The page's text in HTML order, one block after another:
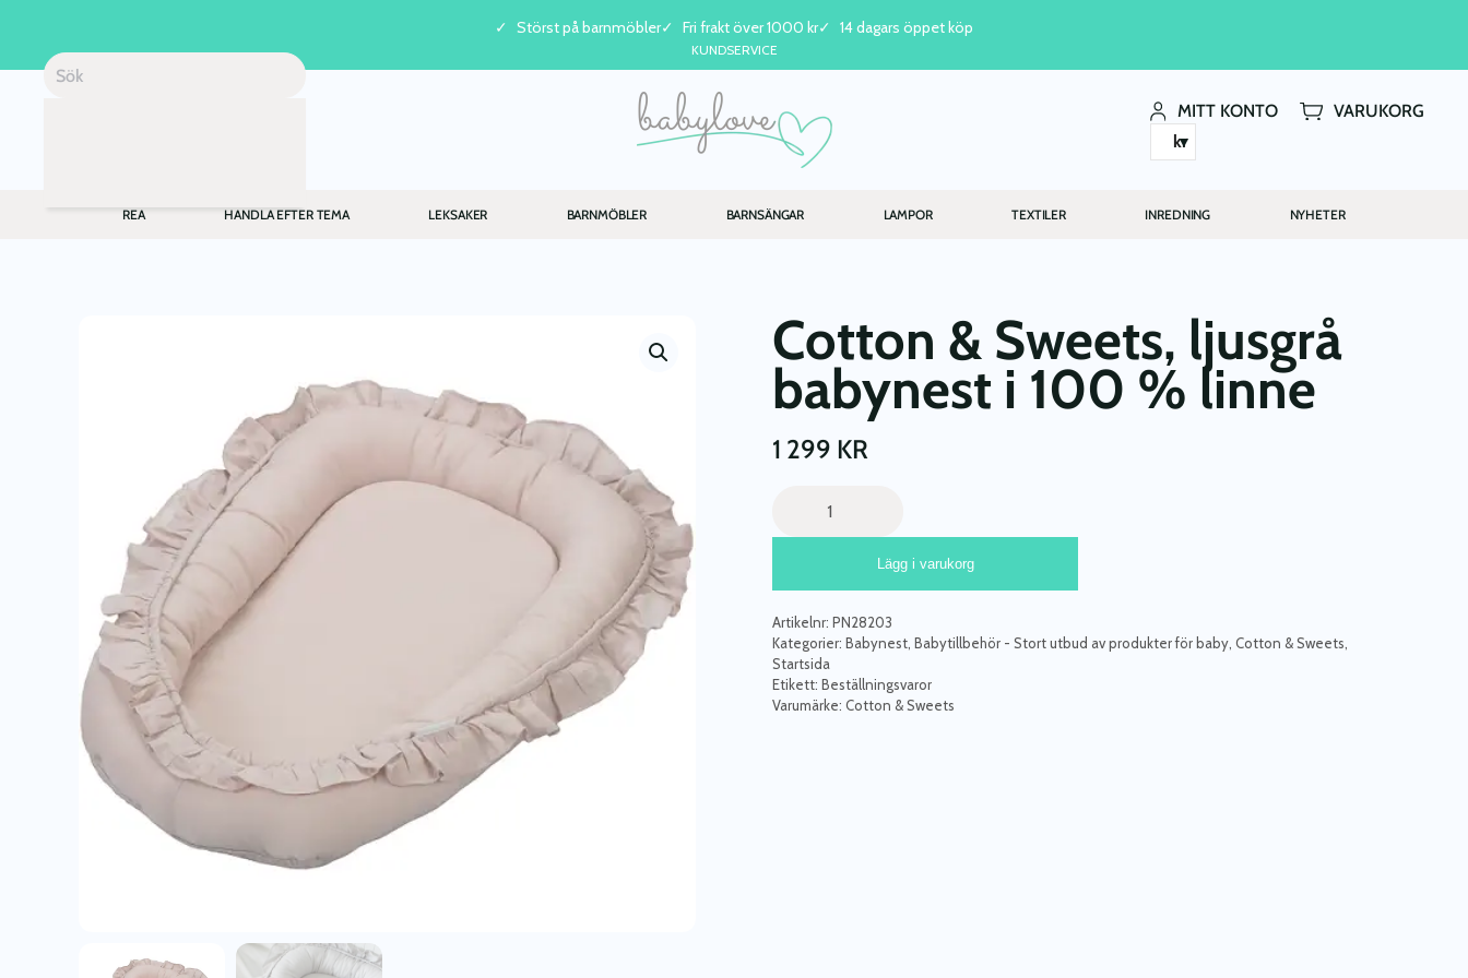
Skip to main content
Störst på barnmöbler Fri frakt över 1000 kr 14 dagars öppet köp
KUNDSERVICE
MITT KONTO
VARUKORG
kr
REA HANDLA EFTER TEMA LEKSAKER BARNMÖBLER BARNSÄNGAR LAMPOR TEXTILER INREDNING NYHETER
Cotton & Sweets, ljusgrå
babynest i 100 % linne
1 299 KR
Sweets,
babynest
i
100
%
linne
mängd
Lägg i varukorg
Artikelnr: PN28203
Kategorier: Babynest Babytillbehör - Stort utbud av produkter för baby Cotton & Sweets
Startsida
Etikett: Beställningsvaror
Varumärke: Cotton & Sweets